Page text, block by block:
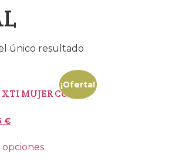
único resultado
¡Oferta!
MUJER COLOR
€